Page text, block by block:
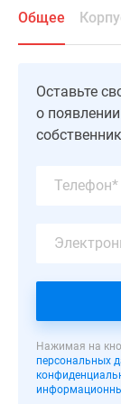
в
застройка
состоит
монолитных
объединены
Общее
Оставьте
о
Нажимая на
персональных